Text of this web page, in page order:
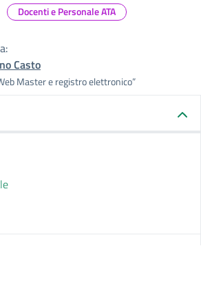
Docenti e Personale ATA
Casto
Master e registro elettronico”